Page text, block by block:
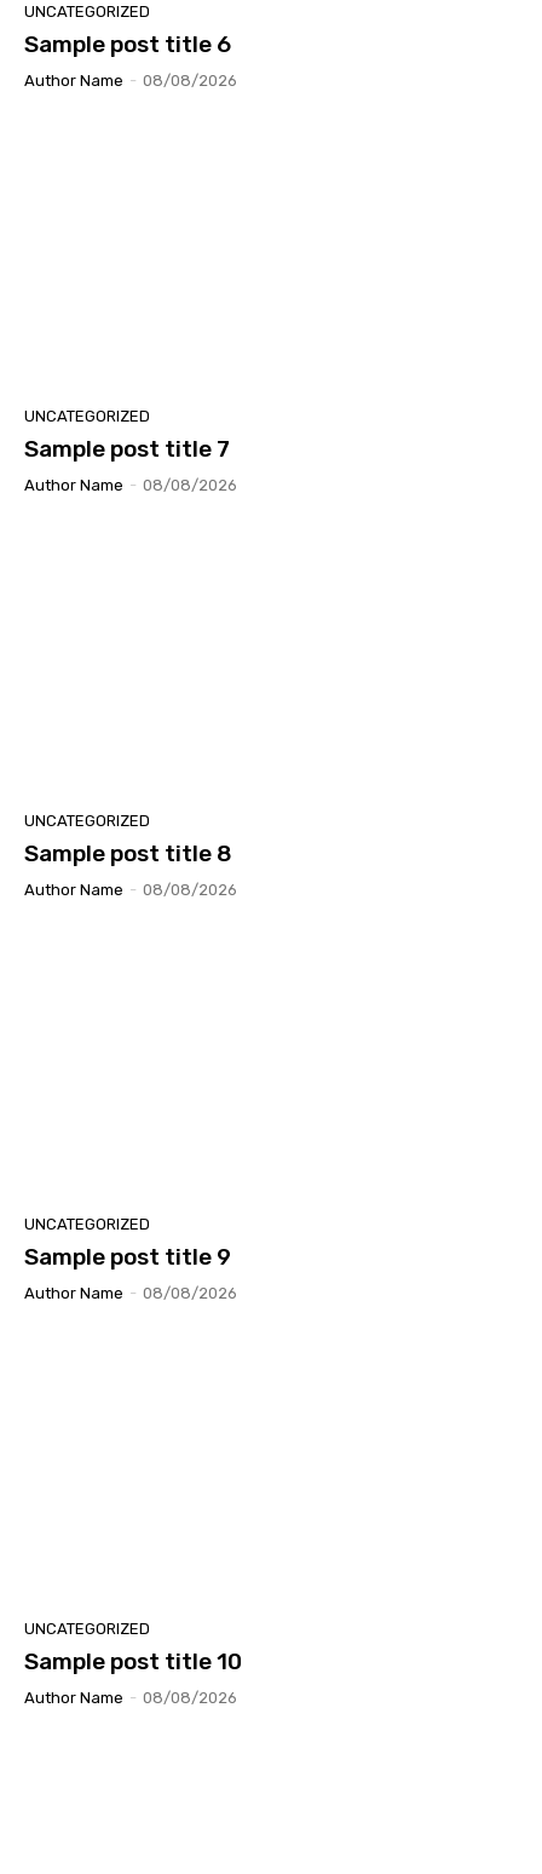
UNCATEGORIZED
Sample post title 6
Author Name - 08/08/2026
UNCATEGORIZED
Sample post title 7
Author Name - 08/08/2026
UNCATEGORIZED
Sample post title 8
Author Name - 08/08/2026
UNCATEGORIZED
Sample post title 9
Author Name - 08/08/2026
UNCATEGORIZED
Sample post title 10
Author Name - 08/08/2026